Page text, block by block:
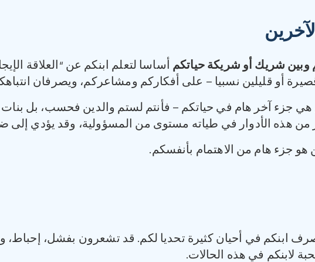
وبين شريك أو شريكة حياتكم أساسا لتعلم ابنكم عن “العلاقة
أو قليلين نسبيا – على أفكاركم ومشاعركم، ويصرفان
هي جزء آخر هام في حياتكم – فأنتم لستم والدين فحسب، بل بنات
هذه الأدوار في طياته مستوى من المسؤولية، وقد يؤدي
هو جزء هام من الاهتمام بأنفسكم.
ابنكم في أحيان كثيرة تحديا لكم. قد تشعرون بفشل، إحباط،
لابنكم في هذه الحالات.